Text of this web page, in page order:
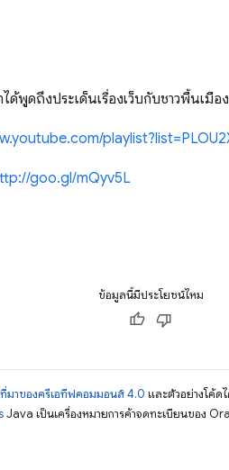
ได้พูดถึงประเด็นเรื่องเว็บกับชาวพื้นเมื
goo.gl/mQyv5L
ข้อมูลนี้มีประโยชน์ไหม
มาของครีเอทีฟคอมมอนส์ 4.0 และตัวอย่างโค้ด
Java เป็นเครื่องหมายการค้าจดทะเบียนของ